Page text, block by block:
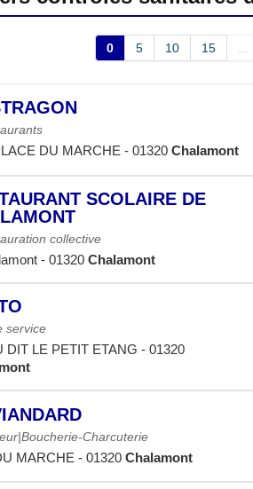
0 5 10 15 ...
DU MARCHE - 01320 Chalamont
SCOLAIRE DE
collective
- 01320 Chalamont
service
DIT LE PETIT ETANG - 01320
Charcuterie
MARCHE - 01320 Chalamont